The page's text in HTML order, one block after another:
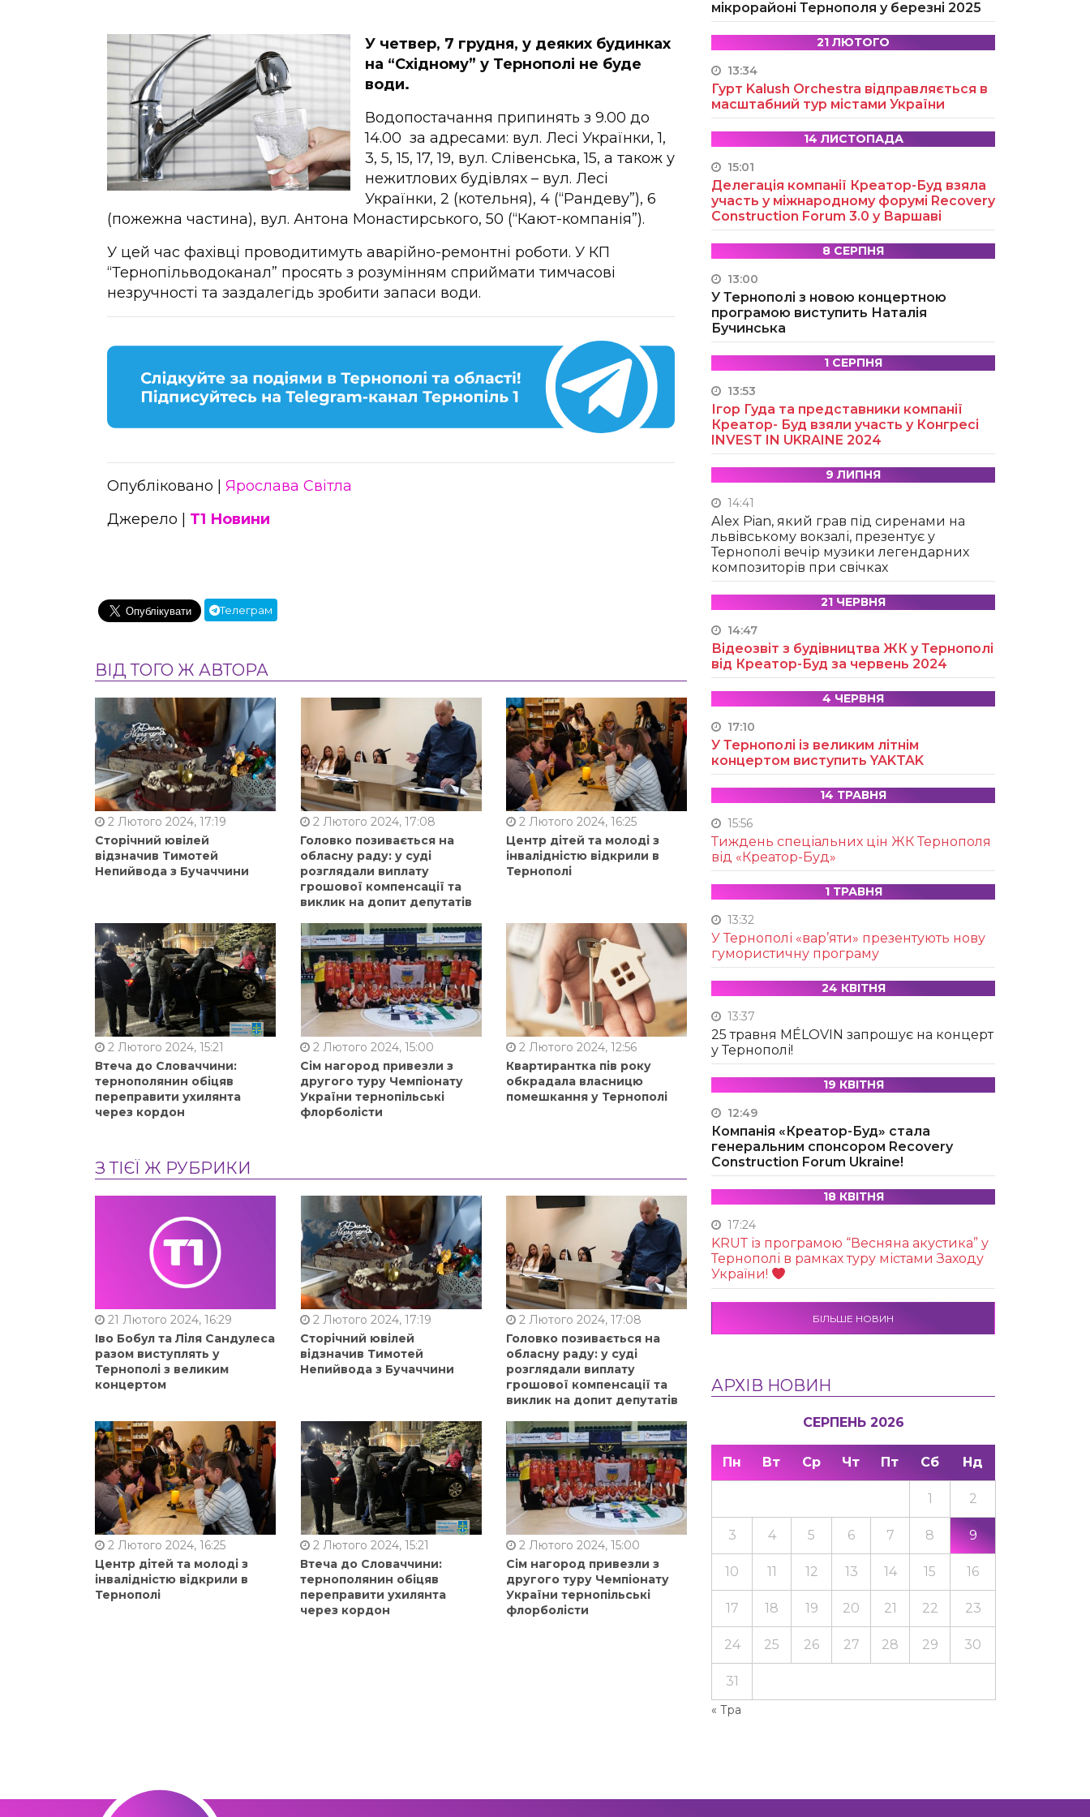
У четвер, 7 грудня, у деяких будинках
на “Східному” у Тернополі не буде
води.
Водопостачання припинять з 9.00 до
14.00 за адресами: вул. Лесі Українки, 1,
3, 5, 15, 17, 19, вул. Слівенська, 15, а також у
нежитлових будівлях – вул. Лесі
Українки, 2 (котельня), 4 (“Рандеву”), 6
(пожежна частина), вул. Антона Монастирського, 50 (“Кают-компанія”).
У цей час фахівці проводитимуть аварійно-ремонтні роботи. У КП
“Тернопільводоканал” просять з розумінням сприймати тимчасові
незручності та заздалегідь зробити запаси води.
Опубліковано | Ярослава Світла
Джерело | Т1 Новини
Телеграм
ВІД ТОГО Ж АВТОРА
2 Лютого 2024, 17:19
Сторічний ювілей
відзначив Тимотей
Непийвода з Бучаччини
2 Лютого 2024, 17:08
Головко позивається на
обласну раду: у суді
розглядали виплату
грошової компенсації та
виклик на допит депутатів
2 Лютого 2024, 16:25
Центр дітей та молоді з
інвалідністю відкрили в
Тернополі
2 Лютого 2024, 15:21
Втеча до Словаччини:
тернополянин обіцяв
переправити ухилянта
через кордон
2 Лютого 2024, 15:00
Сім нагород привезли з
другого туру Чемпіонату
України тернопільські
флорболісти
2 Лютого 2024, 12:56
Квартирантка пів року
обкрадала власницю
помешкання у Тернополі
З ТІЄЇ Ж РУБРИКИ
21 Лютого 2024, 16:29
Іво Бобул та Ліля Сандулеса
разом виступлять у
Тернополі з великим
концертом
2 Лютого 2024, 17:19
Сторічний ювілей
відзначив Тимотей
Непийвода з Бучаччини
2 Лютого 2024, 17:08
Головко позивається на
обласну раду: у суді
розглядали виплату
грошової компенсації та
виклик на допит депутатів
2 Лютого 2024, 16:25
Центр дітей та молоді з
інвалідністю відкрили в
Тернополі
2 Лютого 2024, 15:21
Втеча до Словаччини:
тернополянин обіцяв
переправити ухилянта
через кордон
2 Лютого 2024, 15:00
Сім нагород привезли з
другого туру Чемпіонату
України тернопільські
флорболісти
мікрорайоні Тернополя у березні 2025
21 ЛЮТОГО
13:34
Гурт Kalush Orchestra відправляється в
масштабний тур містами України
14 ЛИСТОПАДА
15:01
Делегація компанії Креатор-Буд взяла
участь у міжнародному форумі Recovery
Construction Forum 3.0 у Варшаві
8 СЕРПНЯ
13:00
У Тернополі з новою концертною
програмою виступить Наталія
Бучинська
1 СЕРПНЯ
13:53
Ігор Гуда та представники компанії
Креатор- Буд взяли участь у Конгресі
INVEST IN UKRAINE 2024
9 ЛИПНЯ
14:41
Alex Pian, який грав під сиренами на
львівському вокзалі, презентує у
Тернополі вечір музики легендарних
композиторів при свічках
21 ЧЕРВНЯ
14:47
Відеозвіт з будівництва ЖК у Тернополі
від Креатор-Буд за червень 2024
4 ЧЕРВНЯ
17:10
У Тернополі із великим літнім
концертом виступить YAKTAK
14 ТРАВНЯ
15:56
Тиждень спеціальних цін ЖК Тернополя
від «Креатор-Буд»
1 ТРАВНЯ
13:32
У Тернополі «вар’яти» презентують нову
гумористичну програму
24 КВІТНЯ
13:37
25 травня MÉLOVIN запрошує на концерт
у Тернополі!
19 КВІТНЯ
12:49
Компанія «Креатор-Буд» стала
генеральним спонсором Recovery
Construction Forum Ukraine!
18 КВІТНЯ
17:24
KRUТ із програмою “Весняна акустика” у
Тернополі в рамках туру містами Заходу
України!
БІЛЬШЕ НОВИН
АРХІВ НОВИН
СЕРПЕНЬ 2026
Пн Вт Ср Чт Пт Сб Нд
« Тра
1 2
3 4 5 6 7 8 9
10 11 12 13 14 15 16
17 18 19 20 21 22 23
24 25 26 27 28 29 30
31